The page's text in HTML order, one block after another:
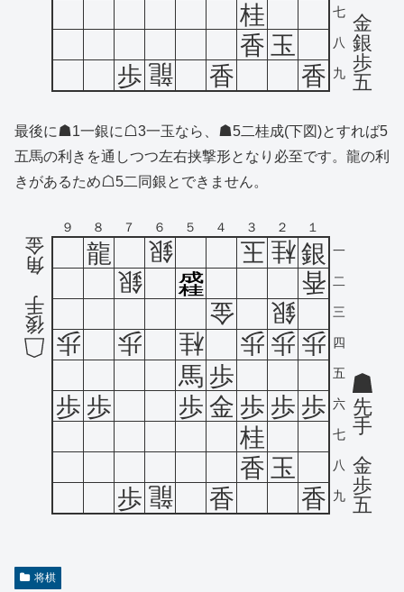
七
八
九
桂
香 玉
歩 龍 香 香 五
歩
銀
金
最後に☗1一銀に☖3一玉なら、☗5二桂成(下図)とすれば5
五馬の利きを通しつつ左右挟撃形となり必至です。龍の利
きがあるため☖5二同銀とできません。
９
一
８
二
７
三
６
四
５
五
４
六
３
七
２
八
１
九
龍 銀 玉 桂銀
銀
成
桂
香
金
銀
歩
歩 桂 歩 歩 歩
馬 歩
歩 歩 歩 金 歩 歩 歩
桂
香 玉
歩 龍 香 香 五
歩
金
手
先
金
角
手
後
将棋